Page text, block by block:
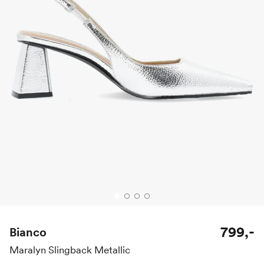
Bianco
Maralyn Slingback Metallic
799,-